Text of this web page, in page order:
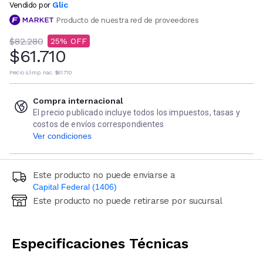
Vendido por Glic
Producto de nuestra red de proveedores
$82.280 25
$61.710
Precio s/imp. nac. $61.710
Compra internacional
El precio publicado incluye todos los impuestos, tasas y
costos de envíos correspondientes
Ver condiciones
Este producto no puede enviarse a
Capital Federal (1406)
Ingresá código postal (sólo números)
Este producto no puede retirarse por sucursal
Especificaciones Técnicas